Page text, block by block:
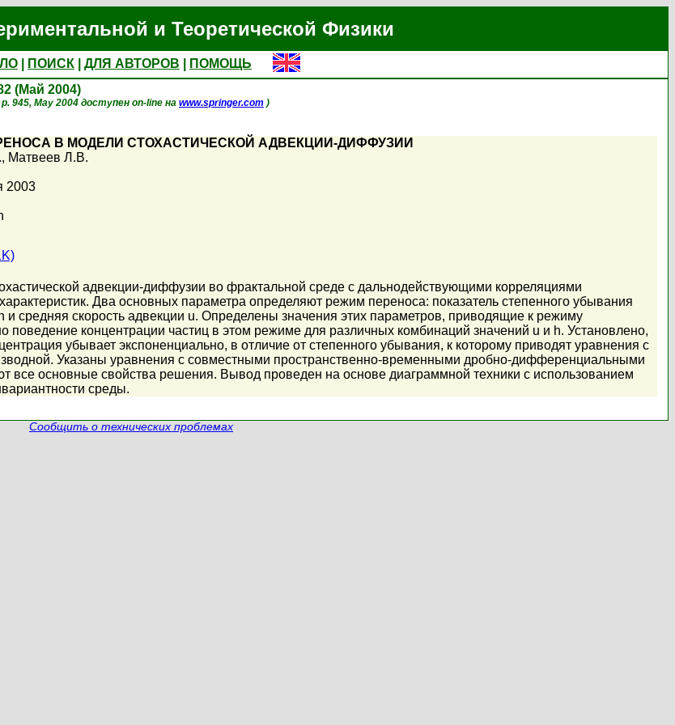
и Теоретической Физики
ПОИСК ДЛЯ АВТОРОВ
ПОМОЩЬ
(Май 2004)
945, May 2004 доступен on-line на www.springer.com )
В МОДЕЛИ СТОХАСТИЧЕСКОЙ АДВЕКЦИИ-ДИФФУЗИИ
, Матвеев Л.В.
2003
адвекции-диффузии во фрактальной среде с дальнодействующими корреляциями
Два основных параметра определяют режим переноса: показатель степенного убывания
и средняя скорость адвекции u. Определены значения этих параметров, приводящие к режиму
концентрации частиц в этом режиме для различных комбинаций значений u и h. Установлено,
убывает экспоненциально, в отличие от степенного убывания, к которому приводят уравнения с
Указаны уравнения с совместными пространственно-временными дробно-дифференциальными
все основные свойства решения. Вывод проведен на основе диаграммной техники с использованием
среды.
Сообщить о технических проблемах